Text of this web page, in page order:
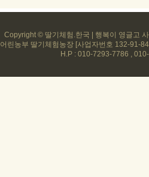
Copyright © 딸기체험.한국 | 행복이 영글고
어린농부 딸기체험농장 [사업자번호 132-91-
H.P : 010-7293-7786 ,